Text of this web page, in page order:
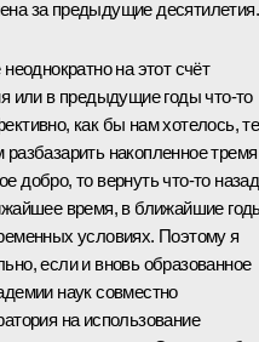
за предыдущие десятилетия.
на этот счёт
или в предыдущие годы что‑то
как бы нам хотелось,
накопленное тремя
добро, то вернуть что‑то
время, в ближайшие
условиях. Поэтому я
если и вновь образованное
наук совместно
на использование